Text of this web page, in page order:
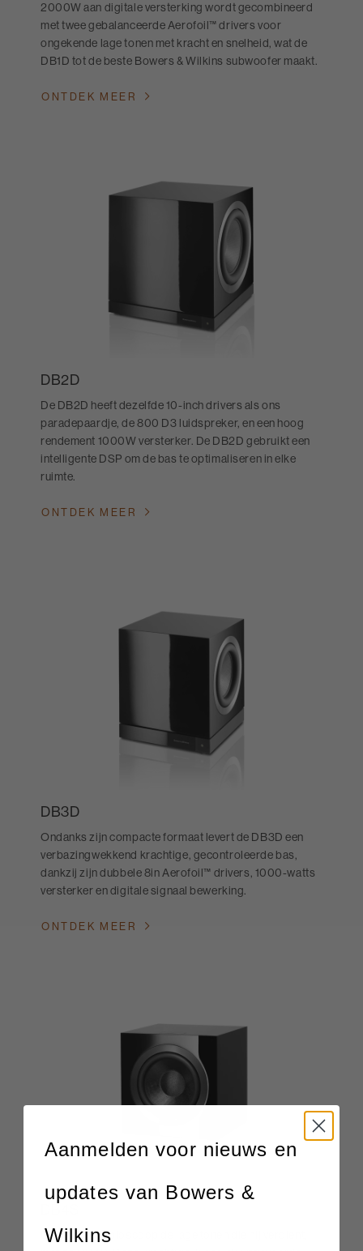
2000W aan digitale versterking wordt gecombineerd
met twee gebalanceerde Aerofoil™ drivers voor
ongekende lage tonen met kracht en snelheid, wat de
DB1D tot de beste Bowers & Wilkins subwoofer maakt.
ONTDEK MEER
DB2D
De DB2D heeft dezelfde 10-inch drivers als ons
paradepaardje, de 800 D3 luidspreker, en een hoog
rendement 1000W versterker. De DB2D gebruikt een
intelligente DSP om de bas te optimaliseren in elke
ruimte.
ONTDEK MEER
DB3D
Ondanks zijn compacte formaat levert de DB3D een
verbazingwekkend krachtige, gecontroleerde bas,
dankzij zijn dubbele 8in Aerofoil™ drivers, 1000-watts
versterker en digitale signaal bewerking.
ONTDEK MEER
Geef uw thuisbioscoop de lage tonen die hij verdient,
Aanmelden voor nieuws en
updates van Bowers &
Wilkins